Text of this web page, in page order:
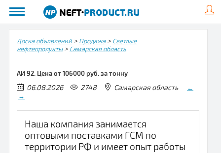
Доска объявлений> Продажа> Светлые
нефтепродукты> Самарская область
АИ 92. Цена от 106000 руб. за тонну
06.08.2026 2748 Самарская область
←
→
Наша компания занимается
оптовыми поставками ГСМ по
территории РФ и имеет опыт работы